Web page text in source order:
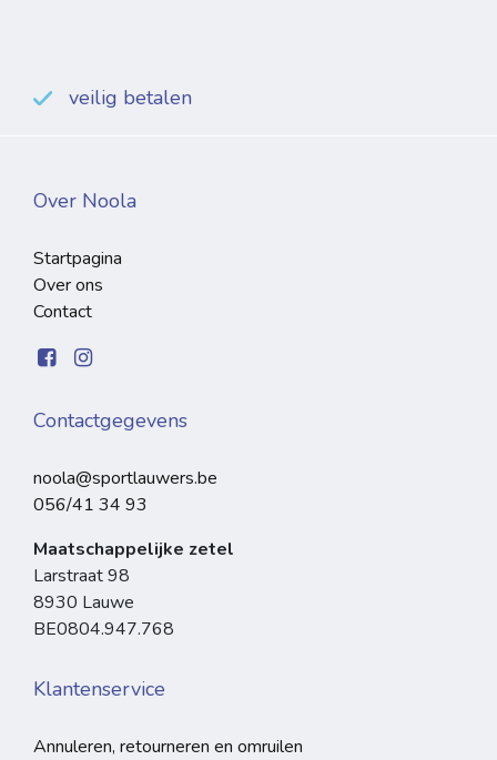
veilig betalen
Over Noola
Startpagina
Over ons
Contact
Contactgegevens
noola@sportlauwers.be
056/41 34 93
Maatschappelijke zetel
Larstraat 98
8930 Lauwe
BE0804.947.768
Klantenservice
Annuleren, retourneren en omruilen